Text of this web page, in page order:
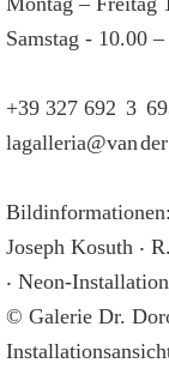
Samstag - 10.00
+39 327 692 3
lagalleria@van
Bildinformationen:
Joseph Kosuth ‧
‧ Neon-
© Galerie Dr.